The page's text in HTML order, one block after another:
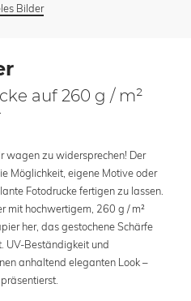
Bilder
auf 260 g / m²
wagen zu widersprechen! Der
Möglichkeit, eigene Motive oder
Fotodrucke fertigen zu lassen.
mit hochwertigem, 260 g / m²
her, das gestochene Schärfe
UV-Beständigkeit und
anhaltend eleganten Look –